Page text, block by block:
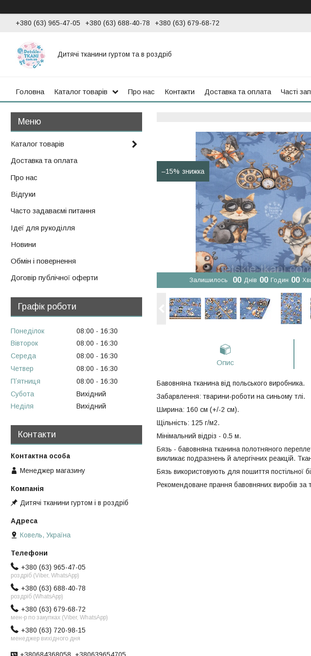
+380 (63) 965-47-05 +380 (63) 688-40-78 +380 (63) 679-68-72
Дитячі тканини гуртом та в роздріб
Головна Каталог товарів Про нас Контакти Доставка та оплата Часті
–15%
Залишилось 00 Днів 00 Годин 00
Опис
Бавовняна тканина від польського виробника.
Забарвлення: тварини-роботи на синьому тлі.
Ширина: 160 см (+/-2 см).
Щільність: 125 г/м2.
Мінімальний відріз - 0.5 м.
Бязь - бавовняна тканина полотняного
викликає подразнень й алергічних реакцій.
Бязь використовують для пошиття постільної
Рекомендоване прання бавовняних виробів за
Каталог товарів
Доставка та оплата
Про нас
Відгуки
Часто задаваємі питання
Ідеї для рукоділля
Новини
Обмін і повернення
Договір публічної оферти
Графік роботи
Понеділок 08:00
16:30
Вівторок
08:00
16:30
Середа
08:00
16:30
Четвер
08:00
16:30
Пʼятниця
08:00
16:30
Субота
Вихідний
Неділя
Вихідний
Контакти
Менеджер магазину
Дитячі тканини гуртом і в роздріб
Ковель, Україна
+380 (63) 965-47-05
роздріб (Viber, WhatsApp)
+380 (63) 688-40-78
роздріб (WhatsApp)
+380 (63) 679-68-72
мен-р по закупках (Viber, WhatsApp)
+380 (63) 720-98-15
менеджер вихідного дня